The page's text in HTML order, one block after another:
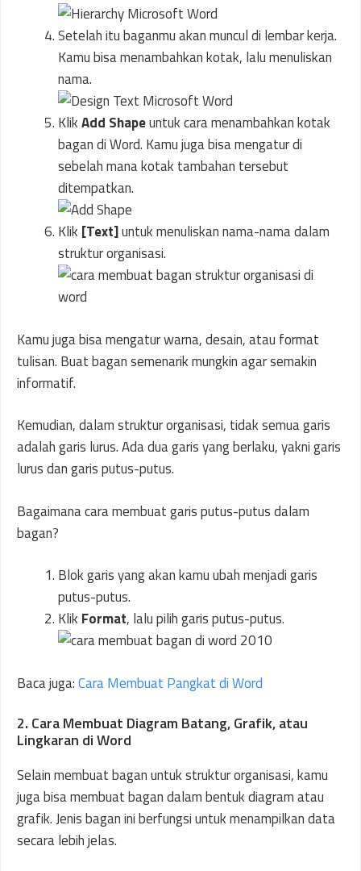
Setelah itu baganmu akan muncul di lembar kerja.
Kamu bisa menambahkan kotak, lalu menuliskan
nama.
KlikAdd Shapeuntuk cara menambahkan kotak
bagan di Word. Kamu juga bisa mengatur di
sebelah mana kotak tambahan tersebut
ditempatkan.
Klik [Text]untuk menuliskan nama-nama dalam
struktur organisasi.
Kamu juga bisa mengatur warna, desain, atau format
tulisan. Buat bagan semenarik mungkin agar semakin
informatif.
Kemudian, dalam struktur organisasi, tidak semua garis
adalah garis lurus. Ada dua garis yang berlaku, yakni garis
lurus dan garis putus-putus.
Bagaimana cara membuat garis putus-putus dalam
bagan?
Blok garis yang akan kamu ubah menjadi garis
putus-putus.
Klik Format, lalu pilih garis putus-putus.
Baca juga:Cara Membuat Pangkat di Word
2. Cara Membuat Diagram Batang, Grafik, atau
Lingkaran di Word
Selain membuat bagan untuk struktur organisasi, kamu
juga bisa membuat bagan dalam bentuk diagram atau
grafik. Jenis bagan ini berfungsi untuk menampilkan data
secara lebih jelas.